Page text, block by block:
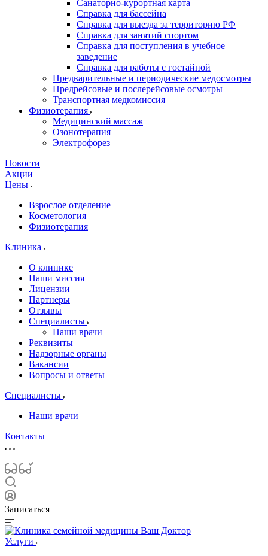
Санаторно-курортная карта
Справка для бассейна
Справка для выезда за территорию РФ
Справка для занятий спортом
Справка для поступления в учебное
заведение
Справка для работы с гостайной
Предварительные и периодические медосмотры
Предрейсовые и послерейсовые осмотры
Транспортная медкомиссия
Физиотерапия
Медицинский массаж
Озонотерапия
Электрофорез
Новости
Акции
Цены
Взрослое отделение
Косметология
Физиотерапия
Клиника
О клинике
Наши миссия
Лицензии
Партнеры
Отзывы
Специалисты
Наши врачи
Реквизиты
Надзорные органы
Вакансии
Вопросы и ответы
Специалисты
Наши врачи
Контакты
Записаться
Услуги